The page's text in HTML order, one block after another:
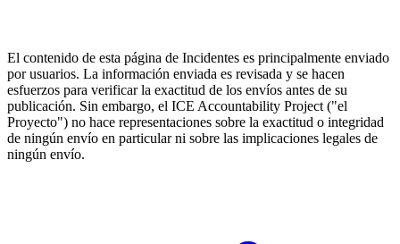
El contenido de esta página de Incidentes es principalmente enviado
por usuarios. La información enviada es revisada y se hacen
esfuerzos para verificar la exactitud de los envíos antes de su
publicación. Sin embargo, el ICE Accountability Project ("el
Proyecto") no hace representaciones sobre la exactitud o integridad
de ningún envío en particular ni sobre las implicaciones legales de
ningún envío.